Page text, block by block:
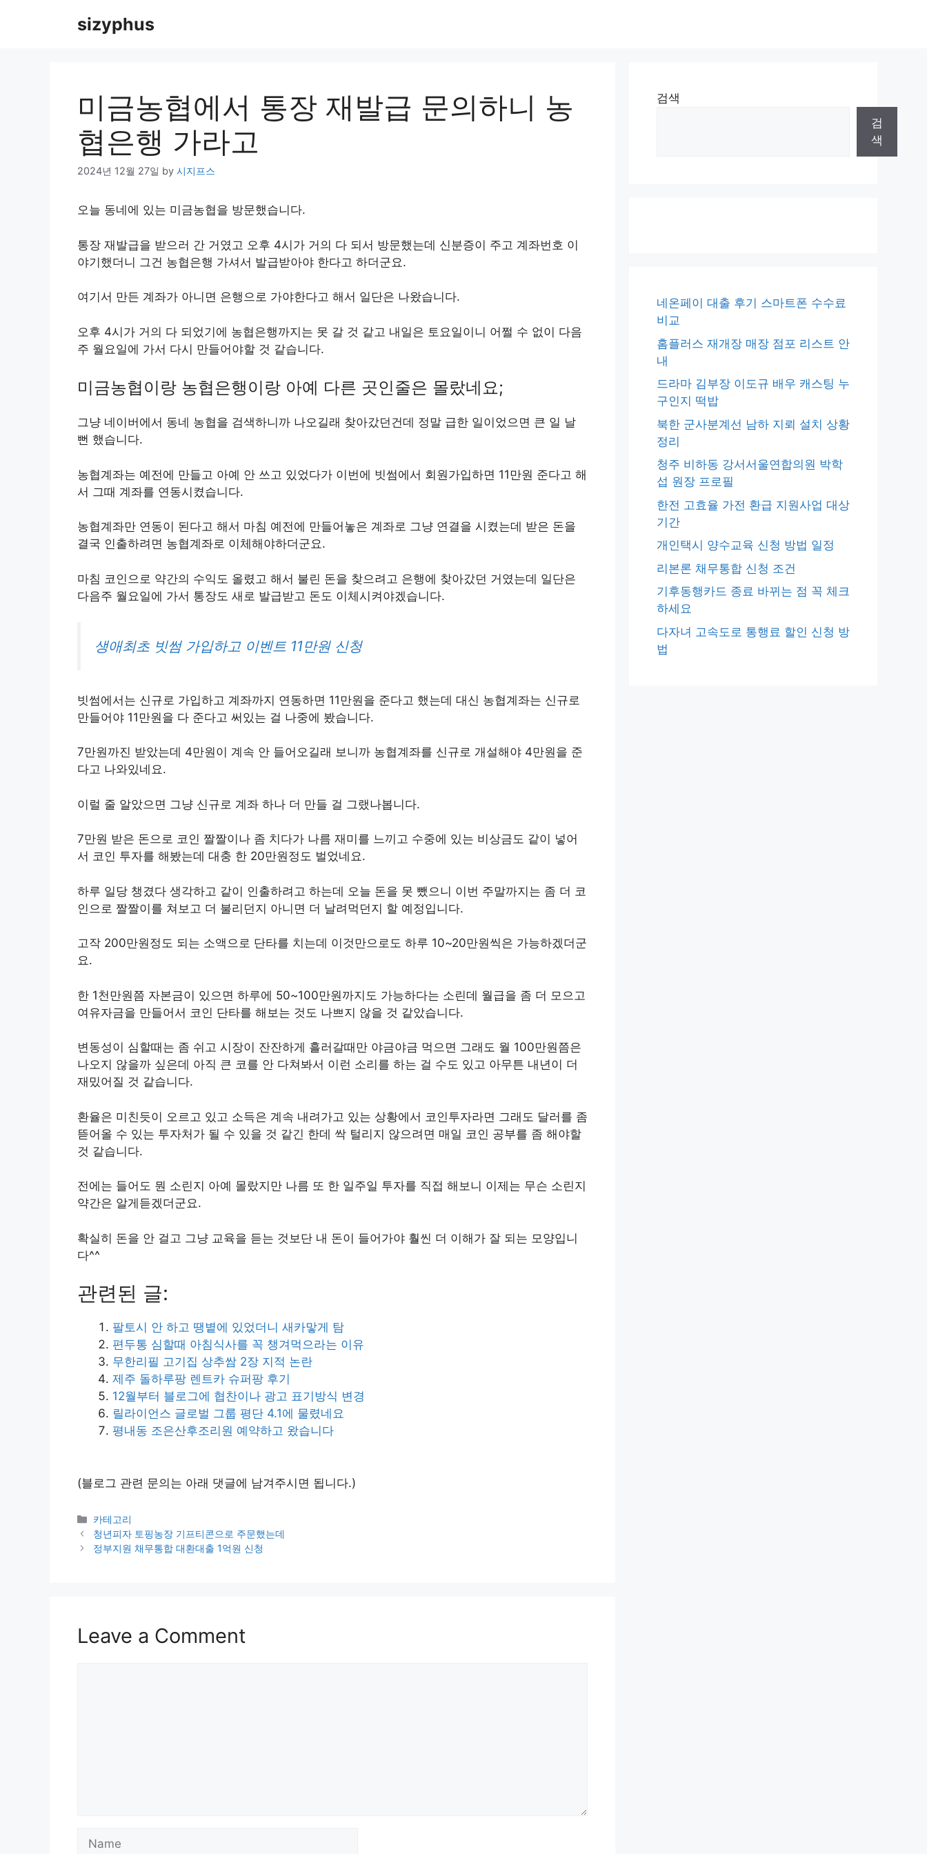
sizyphus
미금농협에서 통장 재발급 문의하니 농
협은행 가라고
2024년 12월 27일 by 시지프스
오늘 동네에 있는 미금농협을 방문했습니다.
통장 재발급을 받으러 간 거였고 오후 4시가 거의 다 되서 방문했는데 신분증이 주고 계좌번호 이
야기했더니 그건 농협은행 가셔서 발급받아야 한다고 하더군요.
여기서 만든 계좌가 아니면 은행으로 가야한다고 해서 일단은 나왔습니다.
오후 4시가 거의 다 되었기에 농협은행까지는 못 갈 것 같고 내일은 토요일이니 어쩔 수 없이 다음
주 월요일에 가서 다시 만들어야할 것 같습니다.
미금농협이랑 농협은행이랑 아예 다른 곳인줄은 몰랐네요;
그냥 네이버에서 동네 농협을 검색하니까 나오길래 찾아갔던건데 정말 급한 일이었으면 큰 일 날
뻔 했습니다.
농협계좌는 예전에 만들고 아예 안 쓰고 있었다가 이번에 빗썸에서 회원가입하면 11만원 준다고 해
서 그때 계좌를 연동시켰습니다.
농협계좌만 연동이 된다고 해서 마침 예전에 만들어놓은 계좌로 그냥 연결을 시켰는데 받은 돈을
결국 인출하려면 농협계좌로 이체해야하더군요.
마침 코인으로 약간의 수익도 올렸고 해서 불린 돈을 찾으려고 은행에 찾아갔던 거였는데 일단은
다음주 월요일에 가서 통장도 새로 발급받고 돈도 이체시켜야겠습니다.
생애최초 빗썸 가입하고 이벤트 11만원 신청
빗썸에서는 신규로 가입하고 계좌까지 연동하면 11만원을 준다고 했는데 대신 농협계좌는 신규로
만들어야 11만원을 다 준다고 써있는 걸 나중에 봤습니다.
7만원까진 받았는데 4만원이 계속 안 들어오길래 보니까 농협계좌를 신규로 개설해야 4만원을 준
다고 나와있네요.
이럴 줄 알았으면 그냥 신규로 계좌 하나 더 만들 걸 그랬나봅니다.
7만원 받은 돈으로 코인 짤짤이나 좀 치다가 나름 재미를 느끼고 수중에 있는 비상금도 같이 넣어
서 코인 투자를 해봤는데 대충 한 20만원정도 벌었네요.
하루 일당 챙겼다 생각하고 같이 인출하려고 하는데 오늘 돈을 못 뺐으니 이번 주말까지는 좀 더 코
인으로 짤짤이를 쳐보고 더 불리던지 아니면 더 날려먹던지 할 예정입니다.
고작 200만원정도 되는 소액으로 단타를 치는데 이것만으로도 하루 10~20만원씩은 가능하겠더군
요.
한 1천만원쯤 자본금이 있으면 하루에 50~100만원까지도 가능하다는 소린데 월급을 좀 더 모으고
여유자금을 만들어서 코인 단타를 해보는 것도 나쁘지 않을 것 같았습니다.
변동성이 심할때는 좀 쉬고 시장이 잔잔하게 흘러갈때만 야금야금 먹으면 그래도 월 100만원쯤은
나오지 않을까 싶은데 아직 큰 코를 안 다쳐봐서 이런 소리를 하는 걸 수도 있고 아무튼 내년이 더
재밌어질 것 같습니다.
환율은 미친듯이 오르고 있고 소득은 계속 내려가고 있는 상황에서 코인투자라면 그래도 달러를 좀
뜯어올 수 있는 투자처가 될 수 있을 것 같긴 한데 싹 털리지 않으려면 매일 코인 공부를 좀 해야할
것 같습니다.
전에는 들어도 뭔 소린지 아예 몰랐지만 나름 또 한 일주일 투자를 직접 해보니 이제는 무슨 소린지
약간은 알게듣겠더군요.
확실히 돈을 안 걸고 그냥 교육을 듣는 것보단 내 돈이 들어가야 훨씬 더 이해가 잘 되는 모양입니
다^^
관련된 글:
팔토시 안 하고 땡볕에 있었더니 새카맣게 탐
편두통 심할때 아침식사를 꼭 챙겨먹으라는 이유
무한리필 고기집 상추쌈 2장 지적 논란
제주 돌하루팡 렌트카 슈퍼팡 후기
12월부터 블로그에 협찬이나 광고 표기방식 변경
릴라이언스 글로벌 그룹 평단 4.1에 물렸네요
평내동 조은산후조리원 예약하고 왔습니다
(블로그 관련 문의는 아래 댓글에 남겨주시면 됩니다.)
Categories
카테고리
청년피자 토핑농장 기프티콘으로 주문했는데
정부지원 채무통합 대환대출 1억원 신청
Leave a Comment
검색
검
색
네온페이 대출 후기 스마트폰 수수료
비교
홈플러스 재개장 매장 점포 리스트 안
내
드라마 김부장 이도규 배우 캐스팅 누
구인지 떡밥
북한 군사분계선 남하 지뢰 설치 상황
정리
청주 비하동 강서서울연합의원 박학
섭 원장 프로필
한전 고효율 가전 환급 지원사업 대상
기간
개인택시 양수교육 신청 방법 일정
리본론 채무통합 신청 조건
기후동행카드 종료 바뀌는 점 꼭 체크
하세요
다자녀 고속도로 통행료 할인 신청 방
법